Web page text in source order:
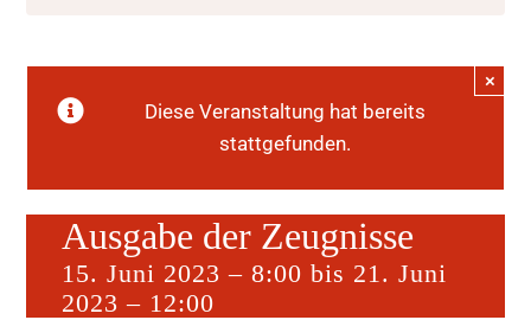
Diese Veranstaltung hat bereits
stattgefunden.
×
Ausgabe der Zeugnisse
15. Juni 2023 – 8:00 bis 21. Juni
2023 – 12:00